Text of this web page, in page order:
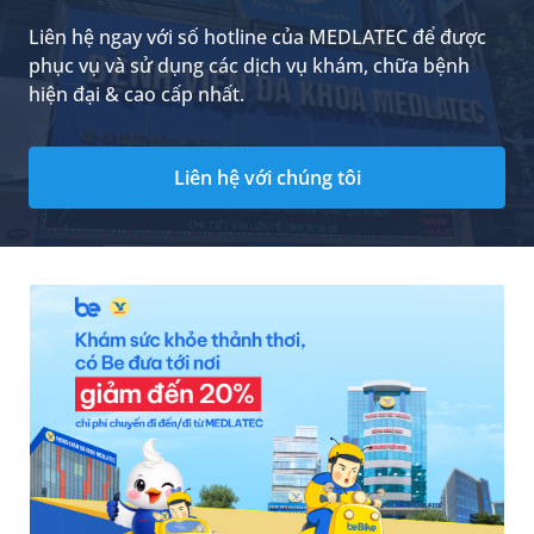
bài viết sau đây.
Liên hệ ngay với số hotline của MEDLATEC để được
phục vụ và sử dụng các dịch vụ khám, chữa bệnh
hiện đại & cao cấp nhất.
Liên hệ với chúng tôi